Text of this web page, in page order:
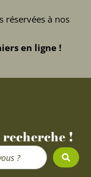
réservées à nos
en ligne !
!